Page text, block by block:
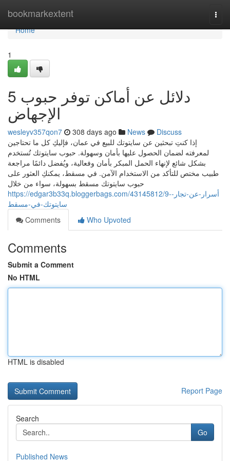
bookmarkextent
Home
Home
1
5 دلائل عن أماكن توفر حبوب
الإجهاض
wesleyv357qon7 308 days ago News
Discuss
إذا كنتِ تبحثين عن سايتوتك للبيع في عمان، فإليكِ كل ما تحتاجين
لمعرفته لضمان الحصول عليها بأمان وسهولة. حبوب سايتوتك تُستخدم
بشكل شائع لإنهاء الحمل المبكر بأمان وفعالية، ويُفضل دائمًا مراجعة
طبيب مختص للتأكد من الاستخدام الآمن. في مسقط، يمكنكِ العثور على
حبوب سايتوتك مسقط بسهولة، سواء من خلال
https://edgar3b33q.bloggerbags.com/43145812/9-أسرار-عن-تجار-
سايتوتك-في-مسقط
Comments
Who Upvoted
Comments
Submit a Comment
No HTML
HTML is disabled
Report Page
Search
Go
Published News